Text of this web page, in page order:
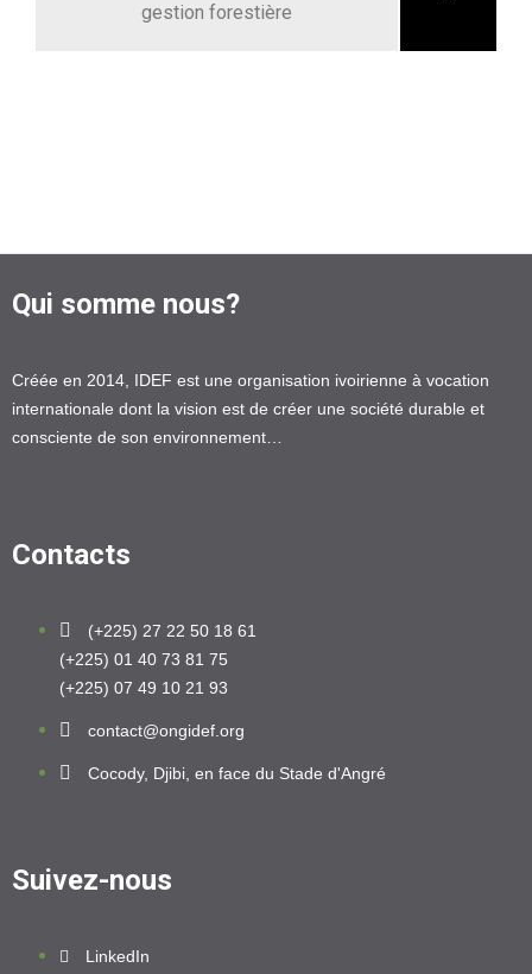
gestion forestière
Qui somme nous?
Créée en 2014, IDEF est une organisation ivoirienne à vocation
internationale dont la vision est de créer une société durable et
consciente de son environnement…
Contacts
(+225) 27 22 50 18 61
(+225) 01 40 73 81 75
(+225) 07 49 10 21 93
contact@ongidef.org
Cocody, Djibi, en face du Stade d'Angré
Suivez-nous
LinkedIn